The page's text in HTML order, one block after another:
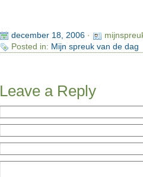
december 18, 2006·
Posted in: Mijn spreuk van de dag
Leave a Reply